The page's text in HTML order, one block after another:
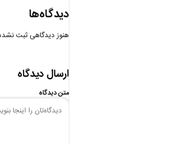
دیدگاه‌ها
هنوز دیدگاهی ثبت
ارسال دیدگاه
متن دیدگاه